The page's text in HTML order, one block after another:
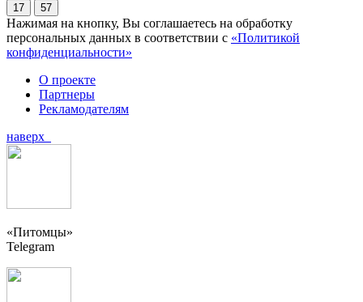
17 57
Нажимая на кнопку, Вы соглашаетесь на обработку
персональных данных в соответствии с «Политикой
конфиденциальности»
О проекте
Партнеры
Рекламодателям
наверх
«Питомцы»
Telegram